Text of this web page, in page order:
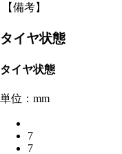
【備考】
タイヤ状態
タイヤ状態
単位：mm
7
7